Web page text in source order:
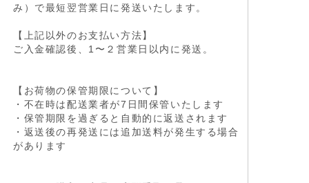
み）で最短翌営業日に発送いたします。
【上記以外のお支払い方法】
ご入金確認後、1〜２営業日以内に発送。
【お荷物の保管期限について】
・不在時は配送業者が7日間保管いたします
・保管期限を過ぎると自動的に返送されます
・返送後の再発送には追加送料が発生する場合
があります